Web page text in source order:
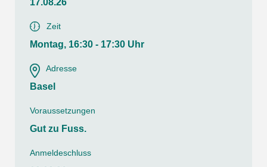
17.08.26
Zeit
Montag, 16:30 - 17:30 Uhr
Adresse
Basel
Voraussetzungen
Gut zu Fuss.
Anmeldeschluss